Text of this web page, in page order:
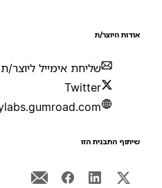
היוצר/ת
שליחת אימייל ליוצר/ת
Twitter
kerrylabs.gumroad.com
התבנית הזו